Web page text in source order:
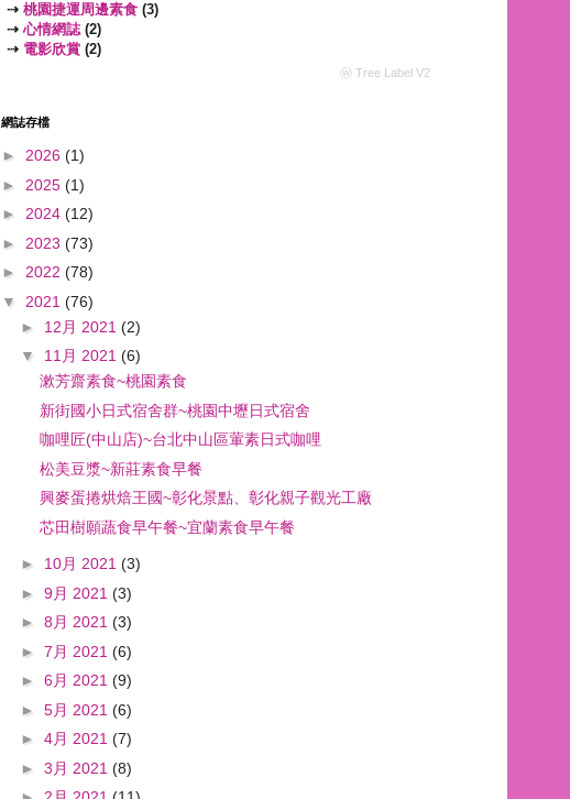
⇢ 桃園捷運周邊素食 (3)
⇢心情網誌 (2)
⇢ 電影欣賞 (2)
ⓦ Tree Label V2
網誌存檔
► 2026 (1)
► 2025 (1)
► 2024 (12)
► 2023 (73)
► 2022 (78)
▼ 2021 (76)
► 12月 2021 (2)
▼ 11月 2021 (6)
漱芳齋素食~桃園素食
新街國小日式宿舍群~桃園中壢日式宿舍
咖哩匠(中山店)~台北中山區葷素日式咖哩
松美豆漿~新莊素食早餐
興麥蛋捲烘焙王國~彰化景點、彰化親子觀光工廠
芯田樹願蔬食早午餐~宜蘭素食早午餐
► 10月 2021 (3)
► 9月 2021 (3)
► 8月 2021 (3)
► 7月 2021 (6)
► 6月 2021 (9)
► 5月 2021 (6)
► 4月 2021 (7)
► 3月 2021 (8)